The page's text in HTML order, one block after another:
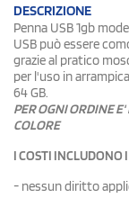
DESCRIZIONE
Penna USB 1gb
USB può essere
grazie al pratico
per l'uso in
64 GB.
PER OGNI ORDINE E'
COLORE
I COSTI INCLUDONO
- nessun diritto